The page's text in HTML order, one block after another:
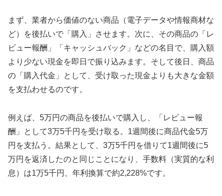
まず、業者から価値のない商品（電子データや情報商材な
ど）を後払いで「購入」させます。次に、その商品の「レ
ビュー報酬」「キャッシュバック」などの名目で、購入額
より少ない現金を即日で振り込みます。そして後日、商品
の「購入代金」として、受け取った現金よりも大きな金額
を支払わせるのです。
例えば、5万円の商品を後払いで購入し、「レビュー報
酬」として3万5千円を受け取る。1週間後に商品代金5万
円を支払う。結果として、3万5千円を借りて1週間後に5
万円を返済したのと同じことになり、手数料（実質的な利
息）は1万5千円、年利換算で約2,228%です。